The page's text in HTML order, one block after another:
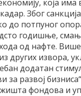
која има
Због
до потпуног
годишње,
од нафте.
других извора,
додатан
за развој
фондова и